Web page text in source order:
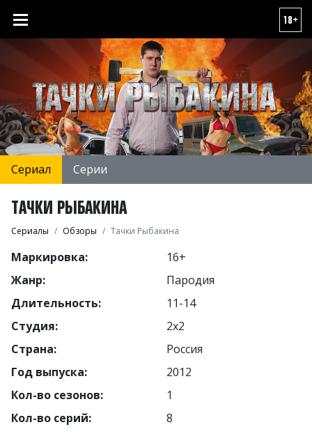
18+
Сериал Серии
ТАЧКИ РЫБАКИНА
Сериалы Обзоры Тачки Рыбакина
Маркировка:
16+
Жанр:
Пародия
Длительность:
11-14
Студия:
2х2
Страна:
Россия
Год выпуска:
2012
Кол-во сезонов:
1
Кол-во серий:
8